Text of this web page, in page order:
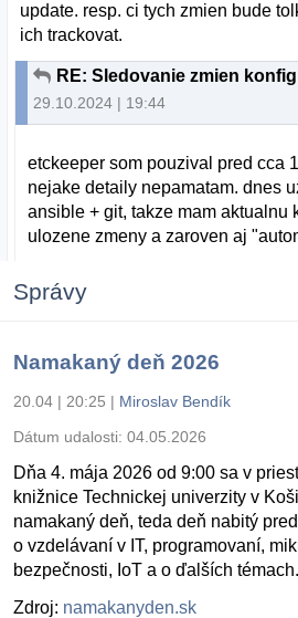
update. resp. ci tych zmien bude
ich trackovat.
29.10.2024 | 19:44
etckeeper som pouzival pred cca
nejake detaily nepamatam. dnes
ansible + git, takze mam aktualnu
ulozene zmeny a zaroven aj
Správy
Namakaný deň 2026
20.04 | 20:25 | Miroslav Bendík
Dátum udalosti: 04.05.2026
Dňa 4. mája 2026 od 9:00 sa v
knižnice Technickej univerzity v
namakaný deň, teda deň nabitý
o vzdelávaní v IT, programovaní,
bezpečnosti, IoT a o ďalších témach.
Zdroj: namakanyden.sk